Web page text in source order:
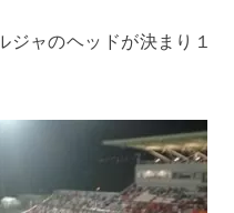
ャのヘッドが決まり１